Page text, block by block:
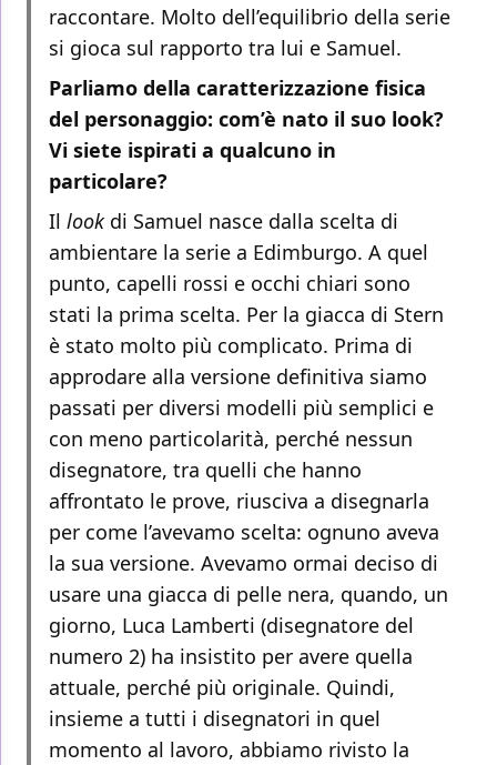
raccontare. Molto dell’equilibrio della serie
si gioca sul rapporto tra lui e Samuel.
Parliamo della caratterizzazione fisica
del personaggio: com’è nato il suo look?
Vi siete ispirati a qualcuno in
particolare?
Il lookdi Samuel nasce dalla scelta di
ambientare la serie a Edimburgo. A quel
punto, capelli rossi e occhi chiari sono
stati la prima scelta. Per la giacca di Stern
è stato molto più complicato. Prima di
approdare alla versione definitiva siamo
passati per diversi modelli più semplici e
con meno particolarità, perché nessun
disegnatore, tra quelli che hanno
affrontato le prove, riusciva a disegnarla
per come l’avevamo scelta: ognuno aveva
la sua versione. Avevamo ormai deciso di
usare una giacca di pelle nera, quando, un
giorno, Luca Lamberti (disegnatore del
numero 2) ha insistito per avere quella
attuale, perché più originale. Quindi,
insieme a tutti i disegnatori in quel
momento al lavoro, abbiamo rivisto la